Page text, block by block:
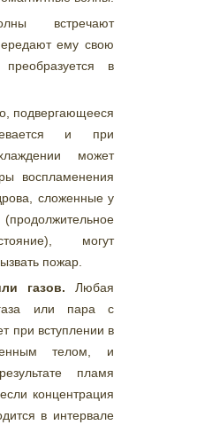
встречают
ему свою
в
подвергающееся
и при
может
воспламенения
сложенные у
могут
пожар.
газов. Любая
или пара с
при вступлении в
телом, и
пламя
концентрация
в интервале